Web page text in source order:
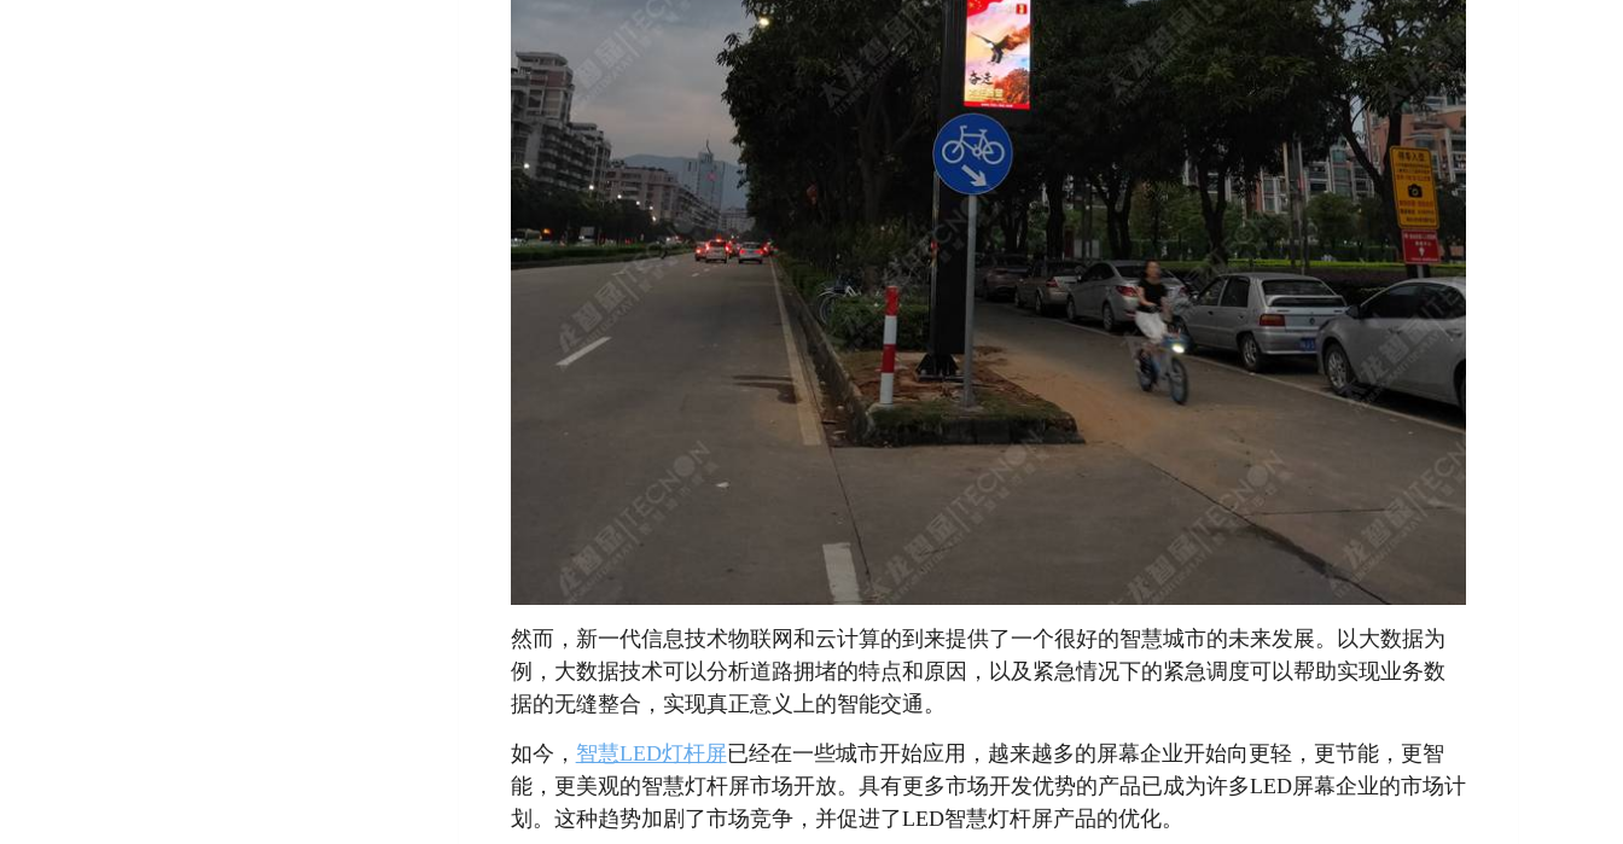
然而，新一代信息技术物联网和云计算的到来提供了一个很好的智慧城市的未来发展。以大数据为
例，大数据技术可以分析道路拥堵的特点和原因，以及紧急情况下的紧急调度可以帮助实现业务数
据的无缝整合，实现真正意义上的智能交通。
如今， 智慧LED灯杆屏已经在一些城市开始应用，越来越多的屏幕企业开始向更轻，更节能，更智
能，更美观的智慧灯杆屏市场开放。具有更多市场开发优势的产品已成为许多LED屏幕企业的市场计
划。这种趋势加剧了市场竞争，并促进了LED智慧灯杆屏产品的优化。